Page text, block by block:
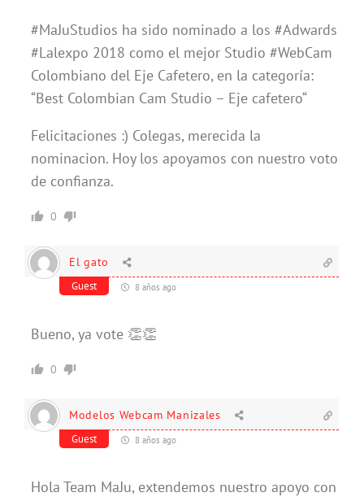
#MaJuStudios ha sido nominado a los #Adwards
#Lalexpo 2018 como el mejor Studio #WebCam
Colombiano del Eje Cafetero, en la categoría:
“Best Colombian Cam Studio – Eje cafetero“
Felicitaciones :) Colegas, merecida la
nominacion. Hoy los apoyamos con nuestro voto
de confianza.
0
El gato
Guest 8 años ago
Bueno, ya vote 👏👏
0
Modelos Webcam Manizales
Guest 8 años ago
Hola Team MaJu, extendemos nuestro apoyo con